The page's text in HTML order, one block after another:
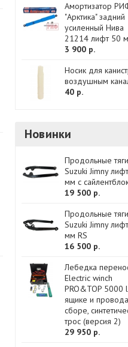
Амортизатор
"Арктика" задний
усиленный Нива
21214 лифт 50
3 900 р.
Носик для
воздушным
40 р.
Новинки
Продольные тяги
Suzuki Jimny
мм с
19 500 р.
Продольные тяги
Suzuki Jimny
мм RS
16 500 р.
Лебедка
Electric winch
PRO&TOP 5000
ящике и
сборе,
трос (версия 2)
29 950 р.